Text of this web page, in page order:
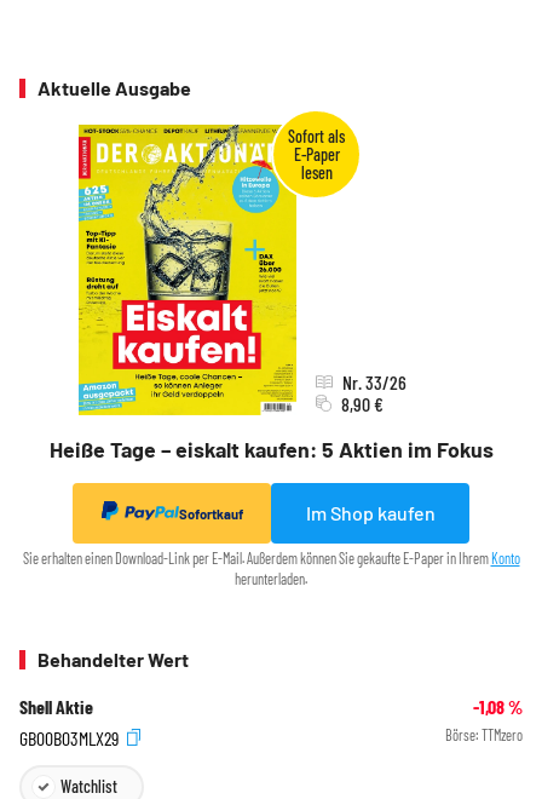
Aktuelle Ausgabe
Heiße Tage – eiskalt kaufen: 5 Aktien im Fokus
Nr. 33/26
8,90 €
Sofortkauf Im Shop kaufen
Sie erhalten einen Download-Link per E-Mail. Außerdem können Sie gekaufte E-Paper in Ihrem Konto
herunterladen.
Behandelter Wert
Shell Aktie -1,08%
GB00B03MLX29
Börse: TTMzero
Watchlist